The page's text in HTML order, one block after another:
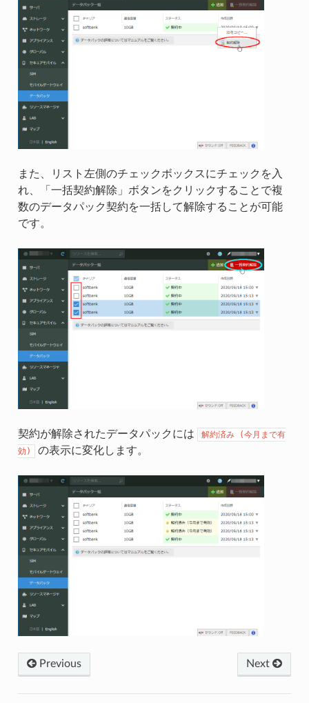
また、リスト左側のチェックボックスにチェックを入
れ、「一括契約解除」ボタンをクリックすることで複
数のデータパック契約を一括して解除することが可能
です。
契約が解除されたデータパックには 解約済み
(今月まで有
効)
の表示に変化します。
Next
Previous